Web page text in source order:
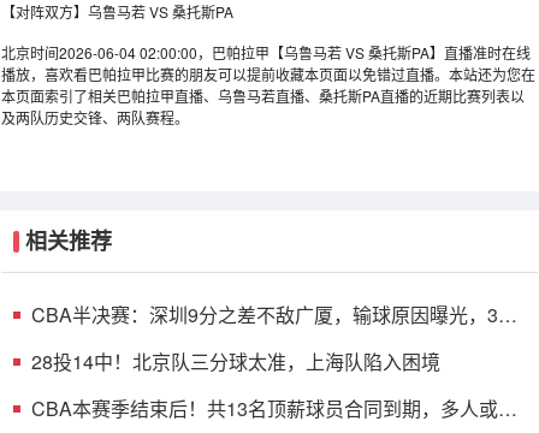
【对阵双方】 乌鲁马若 VS 桑托斯PA
北京时间2026-06-04 02:00:00，巴帕拉甲【乌鲁马若 VS 桑托斯PA】直播准时在线
播放，喜欢看巴帕拉甲比赛的朋友可以提前收藏本页面以免错过直播。本站还为您在
本页面索引了相关巴帕拉甲直播、乌鲁马若直播、桑托斯PA直播的近期比赛列表以
及两队历史交锋、两队赛程。
相关推荐
CBA半决赛：深圳9分之差不敌广厦，输球原因曝光，3人
28投14中！北京队三分球太准，上海队陷入困境
CBA本赛季结束后！共13名顶薪球员合同到期，多人或遭